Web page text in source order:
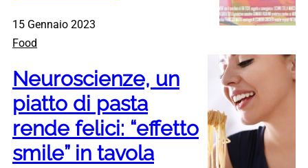
15 Gennaio 2023
Food
Neuroscienze, un
piatto di pasta
rende felici: “effetto
smile” in tavola